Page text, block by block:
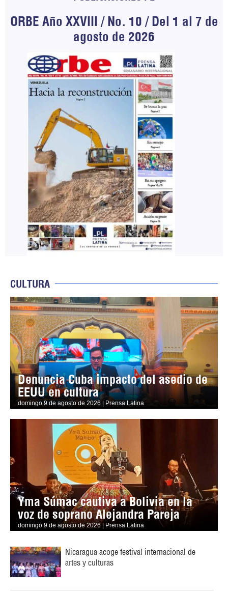
ORBE Año XXVIII / No. 10 / Del 1 al 7 de
agosto de 2026
CULTURA
Denuncia Cuba impacto del asedio de
EEUU en cultura
domingo 9 de agosto de 2026 | Prensa Latina
Yma Súmac cautiva a Bolivia en la
voz de soprano Alejandra Pareja
domingo 9 de agosto de 2026 | Prensa Latina
Nicaragua acoge festival internacional de
artes y culturas